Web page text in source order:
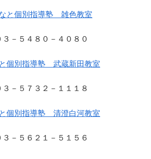
と個別指導塾 雑色教室
３－５４８０－４０８０
個別指導塾 武蔵新田教室
３－５７３２－１１１８
個別指導塾 清澄白河教室
３－５６２１－５１５６